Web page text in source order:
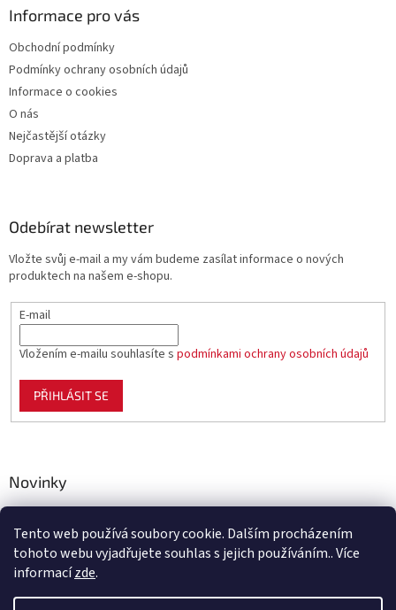
Tento web používá soubory cookie. Dalším procházením
tohoto webu vyjadřujete souhlas s jejich používáním.. Více
informacízde.
Informace pro vás
Obchodní podmínky
Podmínky ochrany osobních údajů
Informace o cookies
O nás
Nejčastější otázky
Doprava a platba
Odebírat newsletter
Vložte svůj e-mail a my vám budeme zasílat informace o nových
produktech na našem e-shopu.
E-mail
Vložením e-mailu souhlasíte s podmínkami ochrany osobních údajů
PŘIHLÁSIT SE
Novinky
zahradu, chov i domácnost